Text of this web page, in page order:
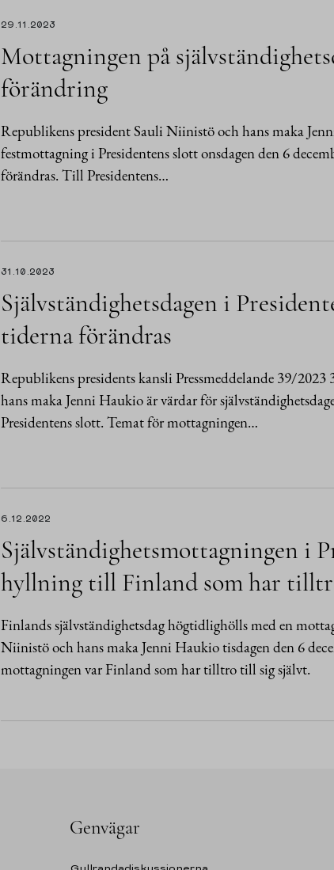
29.11.2023
Mottagningen på
förändring
Republikens president Sauli Niinistö och hans maka
festmottagning i Presidentens slott onsdagen den 6
förändras. Till Presidentens…
31.10.2023
Självständighetsdagen i
tiderna förändras
Republikens presidents kansli Pressmeddelande 39/
hans maka Jenni Haukio är värdar för
Presidentens slott. Temat för mottagningen…
6.12.2022
Självständighetsmottagningen i
hyllning till Finland som har
Finlands självständighetsdag högtidlighölls med en
Niinistö och hans maka Jenni Haukio tisdagen den 6
mottagningen var Finland som har tilltro till sig självt.
Genvägar